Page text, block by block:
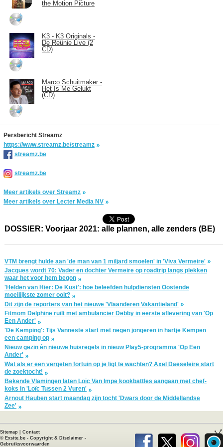
the Motion Picture
K3 - K3 Originals -
De Reünie Live (2
CD)
Marco Schuitmaker -
Het Is Me Gelukt
(CD)
Persbericht Streamz
https://www.streamz.be/streamz
streamz.be
streamz.be
Meer artikels over Streamz
Meer artikels over Lecter Media NV
DOSSIER: Voorjaar 2021: alle plannen, alle zenders (BE)
VTM brengt hulde aan 'de man van 1 miljard smoelen' in 'Viva Vermeire'
Jacques wordt 70: Vader en dochter Vermeire op roadtrip langs plekken
waar het voor hem begon
'Helden van Hier: De Kust': hoe beleefden hulpdiensten Oostende
moeilijkste zomer ooit?
Dit zijn de reporters van het nieuwe 'Vlaanderen Vakantieland'
Fitmom Delphine ruilt met ambulancier Debby in eerste aflevering van 'Op
Een Ander'
'De Kemping': Tijs Vanneste start met negen jongeren in hartje Kempen
een camping op
Nieuw gezin én nieuwe huisregels in nieuw Play5-programma 'Op Een
Ander'
Wat als er een vergeten fortuin op je ligt te wachten? Axel Daeseleire start
de zoektocht!
Bekende Vlamingen laten Loïc Van Impe kookbattles aangaan met chef-
koks in 'Loïc Tussen 2 Vuren'
Arnout Hauben start maandag zijn tocht 'Dwars door de Middellandse
Zee'
Sitemap
Contact
© Exsite.be - Copyright & Disclaimer -
Gebruiksvoorwaarden